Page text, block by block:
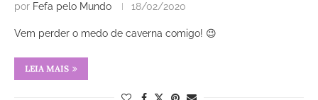
por Fefa pelo Mundo 18/02/2020
Vem perder o medo de caverna comigo! 😉
LEIA MAIS